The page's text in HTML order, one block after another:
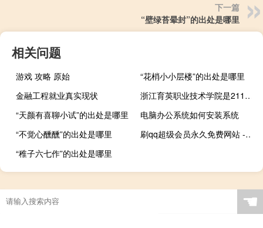
下一篇
“壁绿苔晕封”的出处是哪里
相关问题
游戏 攻略 原始
“花梢小小层楼”的出处是哪里
金融工程就业真实现状
浙江育英职业技术学院是211大学吗
“天颜有喜聊小试”的出处是哪里
电脑办公系统如何安装系统
“不觉心醺醺”的出处是哪里
刷qq超级会员永久免费网站 - 快手24小时业务平台_快手免费刷播放在线网址全部
“稚子六七作”的出处是哪里
☚